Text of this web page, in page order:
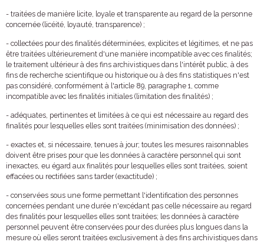
- traitées de manière licite, loyale et transparente au regard de la personne
concernée (licéité, loyauté, transparence) ;
- collectées pour des finalités déterminées, explicites et légitimes, et ne pas
être traitées ultérieurement d'une manière incompatible avec ces finalités;
le traitement ultérieur à des fins archivistiques dans l'intérêt public, à des
fins de recherche scientifique ou historique ou à des fins statistiques n'est
pas considéré, conformément à l'article 89, paragraphe 1, comme
incompatible avec les finalités initiales (limitation des finalités) ;
- adéquates, pertinentes et limitées à ce qui est nécessaire au regard des
finalités pour lesquelles elles sont traitées (minimisation des données) ;
- exactes et, si nécessaire, tenues à jour; toutes les mesures raisonnables
doivent être prises pour que les données à caractère personnel qui sont
inexactes, eu égard aux finalités pour lesquelles elles sont traitées, soient
effacées ou rectifiées sans tarder (exactitude) ;
- conservées sous une forme permettant l'identification des personnes
concernées pendant une durée n'excédant pas celle nécessaire au regard
des finalités pour lesquelles elles sont traitées; les données à caractère
personnel peuvent être conservées pour des durées plus longues dans la
mesure où elles seront traitées exclusivement à des fins archivistiques dans